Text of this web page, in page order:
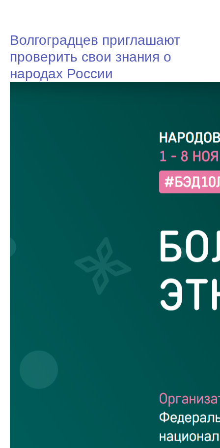
Волгоградцев приглашают
проверить свои знания о
народах России